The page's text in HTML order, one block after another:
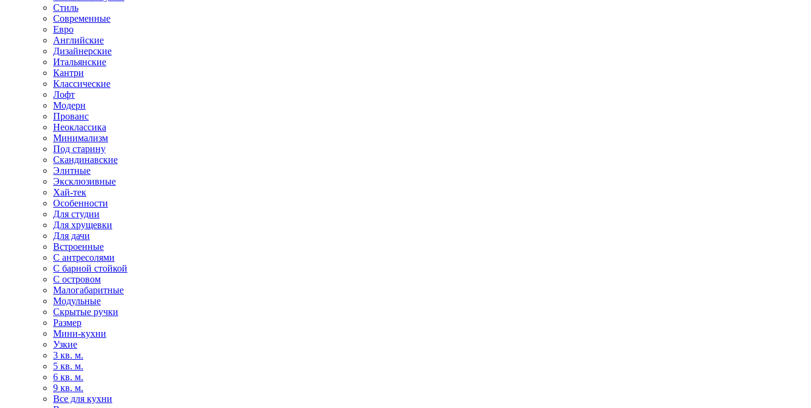
Стиль
Современные
Евро
Английские
Дизайнерские
Итальянские
Кантри
Классические
Лофт
Модерн
Прованс
Неоклассика
Минимализм
Под старину
Скандинавские
Элитные
Эксклюзивные
Хай-тек
Особенности
Для студии
Для хрущевки
Для дачи
Встроенные
С антресолями
С барной стойкой
С островом
Малогабаритные
Модульные
Скрытые ручки
Размер
Мини-кухни
Узкие
3 кв. м.
5 кв. м.
6 кв. м.
9 кв. м.
Все для кухни